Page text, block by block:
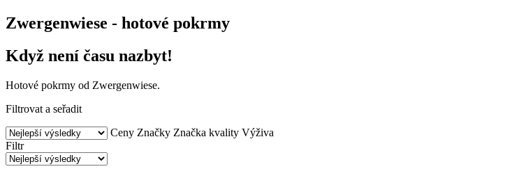
Zwergenwiese - hotové pokrmy
Když není času nazbyt!
Hotové pokrmy od Zwergenwiese.
Filtrovat a seřadit
Ceny Značky Značka kvality Výživa
Filtr